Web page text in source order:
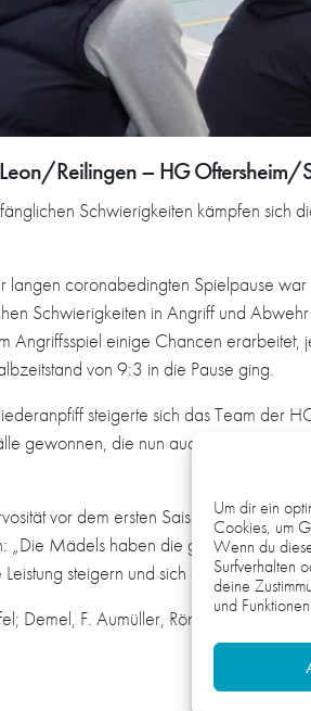
Um dir ein
Cookies, um
Wenn du
Surfverhalten
deine
und
Leon/Reilingen – HG
Schwierigkeiten kämpfen sich
langen coronabedingten Spielpause war
Schwierigkeiten in Angriff und
Angriffsspiel einige Chancen erarbeitet,
von 9:3 in die Pause ging.
steigerte sich das Team der
gewonnen, die nun auch den Weg in
vor dem ersten Saisonspiel war
„Die Mädels haben die ganze Zeit an
steigern und sich so vielleicht mit
Demel, F. Aumüller, Rönitzsch (1),